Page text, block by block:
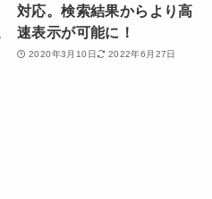
対応。検索結果からより高
速表示が可能に！
2020年3月10日 2022年6月27日